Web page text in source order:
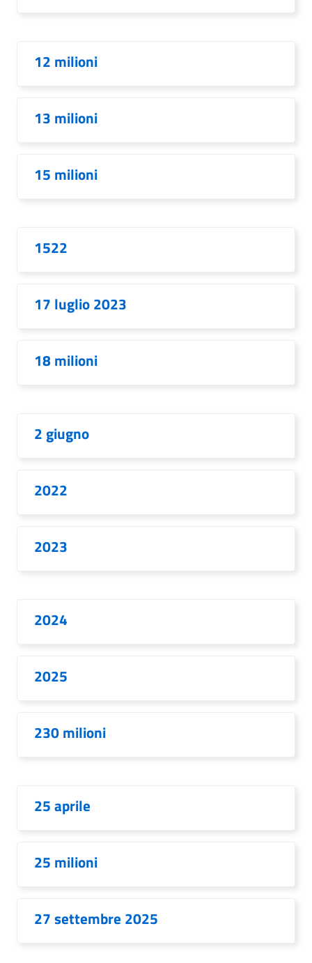
12 milioni
13 milioni
15 milioni
1522
17 luglio 2023
18 milioni
2 giugno
2022
2023
2024
2025
230 milioni
25 aprile
25 milioni
27 settembre 2025